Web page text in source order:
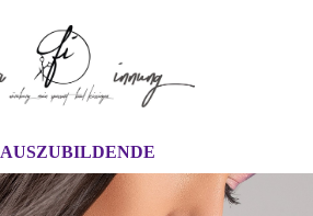
AUSZUBILDENDE